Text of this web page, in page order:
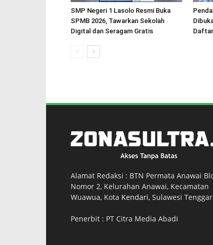
SMP Negeri 1 Lasolo Resmi Buka
SPMB 2026, Tawarkan Sekolah
Digital dan Seragam Gratis
Alamat Redaksi : BTN Permata Anawai
Nomor 2, Kelurahan Anawai, Kecamatan
Wuawua, Kota Kendari, Sulawesi
Penerbit : PT Citra Media Abadi